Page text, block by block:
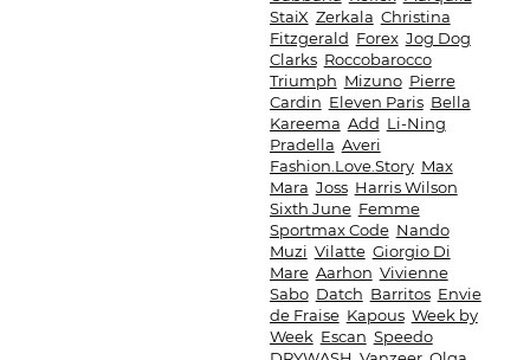
StaiX Zerkala Christina
Fitzgerald Forex Jog Dog
Clarks Roccobarocco
Triumph Mizuno Pierre
Cardin Eleven Paris Bella
Kareema Add Li-Ning
Pradella Averi
Fashion.Love.Story Max
Mara Joss Harris Wilson
Sixth June Femme
Sportmax Code Nando
Muzi Vilatte Giorgio Di
Mare Aarhon Vivienne
Sabo Datch Barritos Envie
de Fraise Kapous Week by
Week Escan Speedo